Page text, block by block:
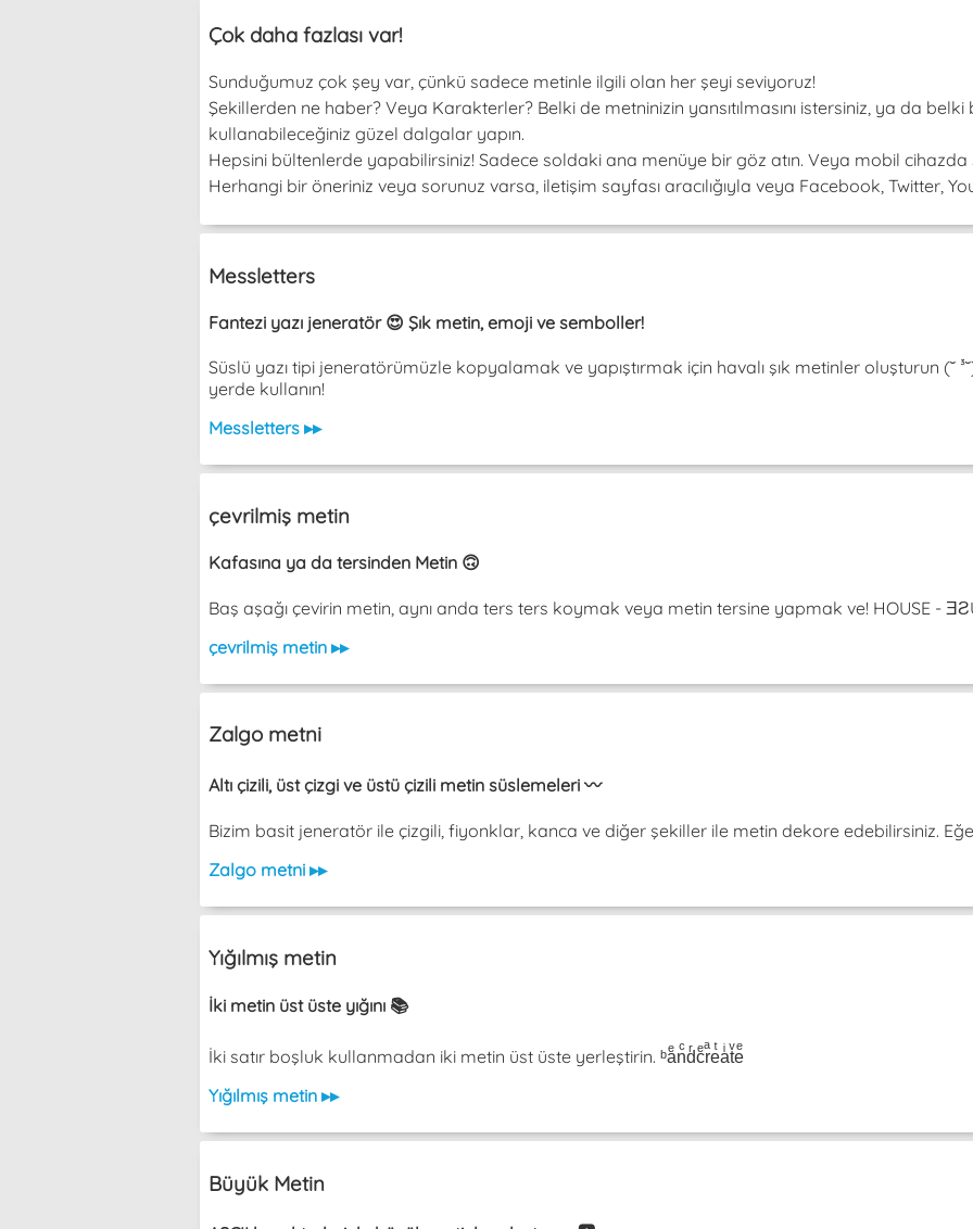
Çok daha fazlası var!
Sunduğumuz çok şey var, çünkü sadece metinle ilgili olan her şeyi seviyoruz!
Şekillerden ne haber? Veya Karakterler? Belki de metninizin yansıtılmasını istersiniz, ya da belki
kullanabileceğiniz güzel dalgalar yapın.
Hepsini bültenlerde yapabilirsiniz! Sadece soldaki ana menüye bir göz atın. Veya mobil cihazda
Herhangi bir öneriniz veya sorunuz varsa, iletişim sayfası aracılığıyla veya Facebook, Twitter,
Messletters
Fantezi yazı jeneratör 😍 Şık metin, emoji ve semboller!
Süslü yazı tipi jeneratörümüzle kopyalamak ve yapıştırmak için havalı şık metinler oluşturun
yerde kullanın!
Messletters ▸▸
çevrilmiş metin
Kafasına ya da tersinden Metin 🙃
Baş aşağı çevirin metin, aynı anda ters ters koymak veya metin tersine yapmak ve! HOUSE -
çevrilmiş metin ▸▸
Zalgo metni
Altı çizili, üst çizgi ve üstü çizili metin süslemeleri 〰️
Bizim basit jeneratör ile çizgili, fiyonklar, kanca ve diğer şekiller ile metin dekore edebilirsiniz.
Zalgo metni ▸▸
Yığılmış metin
İki metin üst üste yığını 📚
İki satır boşluk kullanmadan iki metin üst üste yerleştirin. ᵇaͤnͨdͬcͤrͣeͭaͥtͮeͤ
Yığılmış metin ▸▸
Büyük Metin